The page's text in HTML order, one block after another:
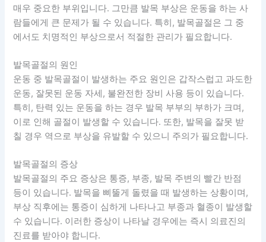
매우 중요한 부위입니다. 그만큼 발목 부상은 운동을 하는 사
람들에게 큰 문제가 될 수 있습니다. 특히, 발목골절은 그 중
에서도 치명적인 부상으로서 적절한 관리가 필요합니다.
발목골절의 원인
운동 중 발목골절이 발생하는 주요 원인은 갑작스럽고 과도한
운동, 잘못된 운동 자세, 불완전한 장비 사용 등이 있습니다.
특히, 탄력 있는 운동을 하는 경우 발목 부부의 부하가 크며,
이로 인해 골절이 발생할 수 있습니다. 또한, 발목을 잘못 받
칠 경우 역으로 부상을 유발할 수 있으니 주의가 필요합니다.
발목골절의 증상
발목골절의 주요 증상은 통증, 부종, 발목 주변의 빨간 반점
등이 있습니다. 발목을 삐뚤게 돌렸을 때 발생하는 상황이며,
부상 직후에는 통증이 심하게 나타나고 부종과 혈종이 발생할
수 있습니다. 이러한 증상이 나타날 경우에는 즉시 의료진의
진료를 받아야 합니다.